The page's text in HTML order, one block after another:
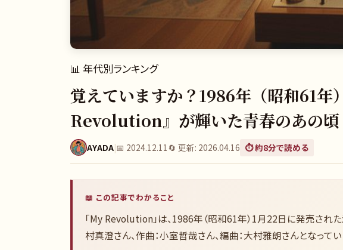
📊 年代別ランキング
覚えていますか？1986年（昭和61年
Revolution』が輝いた青春のあの頃
AYADA|📅 2024.12.11 🔄 更新: 2026.04.16 ⏱️ 約8分で読める
📖 この記事でわかること
「My Revolution」は、1986年（昭和61年）1月22日に発売され
村真澄さん、作曲：小室哲哉さん、編曲：大村雅朗さんとなってい